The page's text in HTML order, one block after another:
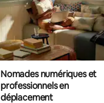
Nomades numériques et
professionnels en
déplacement